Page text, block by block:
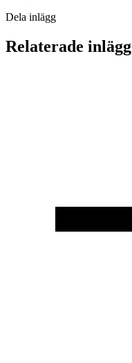
Dela inlägg
Relaterade inlägg